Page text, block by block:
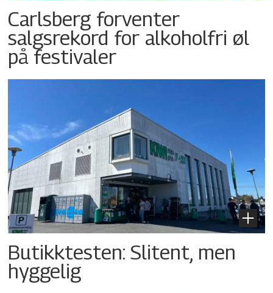
Carlsberg forventer
salgsrekord for alkoholfri øl
på festivaler
Butikktesten: Slitent, men
hyggelig